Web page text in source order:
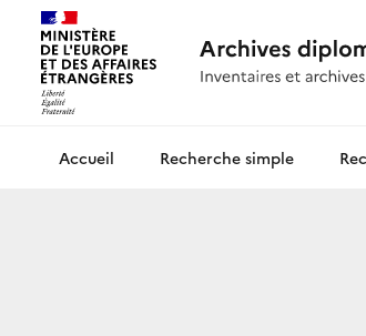
Archives diplomatiquesRecherche simple